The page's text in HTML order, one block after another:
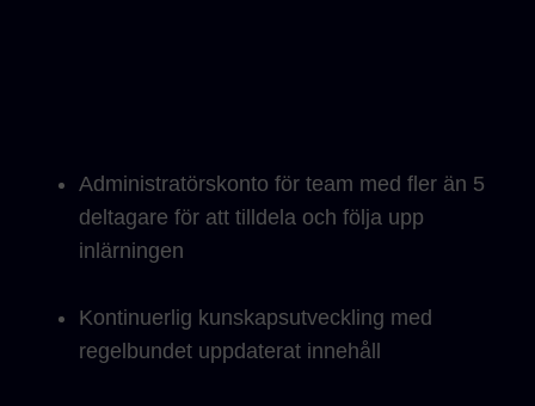
Administratörskonto för team med fler än 5
deltagare för att tilldela och följa upp
inlärningen
Kontinuerlig kunskapsutveckling med
regelbundet uppdaterat innehåll